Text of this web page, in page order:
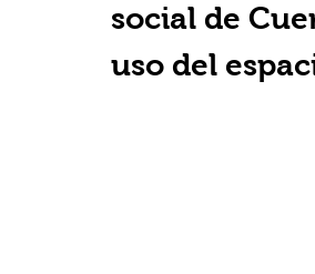
social de
uso del